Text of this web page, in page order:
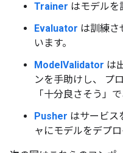
Trainer はモデルを
Evaluator は訓練さ
います。
ModelValidator は
ンを手助けし、 プ
「十分良さそう」
Pusher はサービス
ャにモデルをデプロ